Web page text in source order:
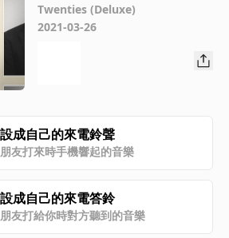
Twenties (Deluxe)
2021-03-26
設成自己的來電鈴聲
朋友打來時手機響起的音樂
設成自己的來電答鈴
朋友打給你時對方聽到的音樂